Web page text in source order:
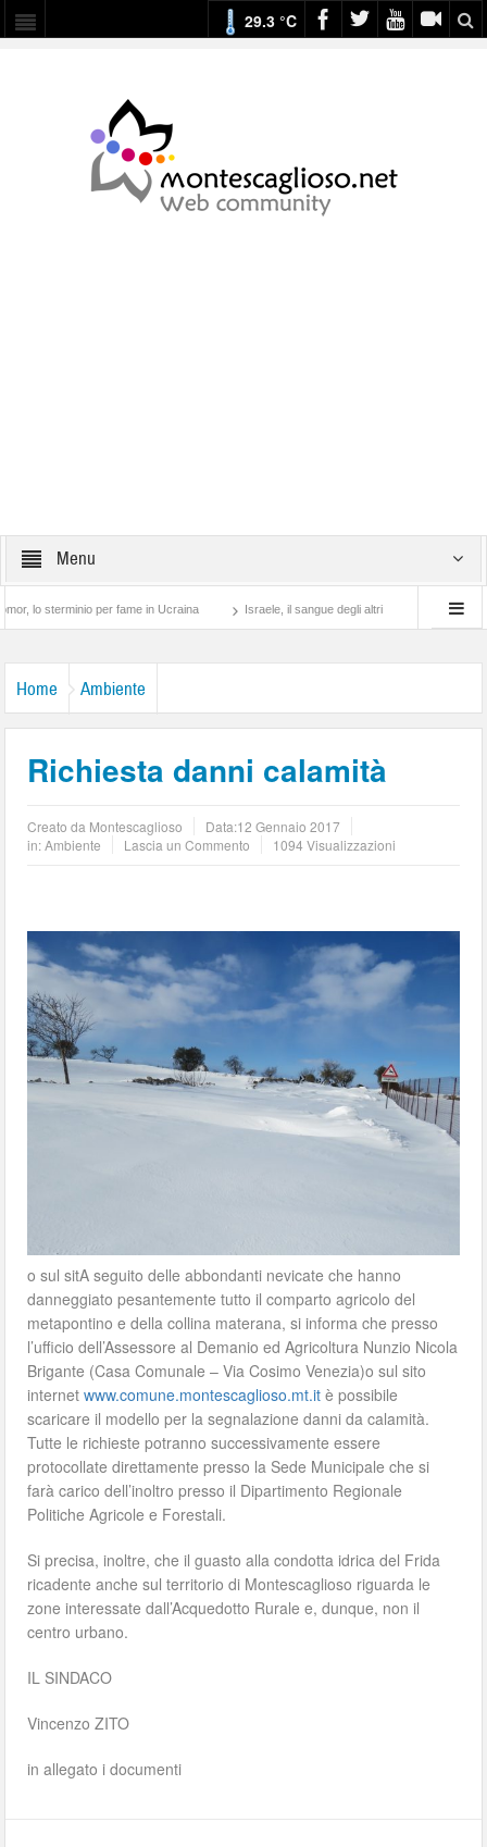
29.3 °C
Menu
per fame in Ucraina Israele, il sangue degli altri Lotta di classe…
Home Ambiente
Richiesta danni calamità
Creato da Montescaglioso Data:12 Gennaio 2017
in:Ambiente Lascia un Commento 1094 Visualizzazioni
o sul sitA seguito delle abbondanti nevicate che hanno
danneggiato pesantemente tutto il comparto agricolo del
metapontino e della collina materana, si informa che presso
l’ufficio dell’Assessore al Demanio ed Agricoltura Nunzio Nicola
Brigante (Casa Comunale – Via Cosimo Venezia)o sul sito
internetwww.comune.montescaglioso.mt.it è possibile
scaricare il modello per la segnalazione danni da calamità.
Tutte le richieste potranno successivamente essere
protocollate direttamente presso la Sede Municipale che si
farà carico dell’inoltro presso il Dipartimento Regionale
Politiche Agricole e Forestali.
Si precisa, inoltre, che il guasto alla condotta idrica del Frida
ricadente anche sul territorio di Montescaglioso riguarda le
zone interessate dall’Acquedotto Rurale e, dunque, non il
centro urbano.
IL SINDACO
Vincenzo ZITO
in allegato i documenti